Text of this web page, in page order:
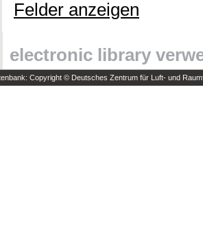
Felder anzeigen
electronic library
Copyright © Deutsches Zentrum für Luft- und